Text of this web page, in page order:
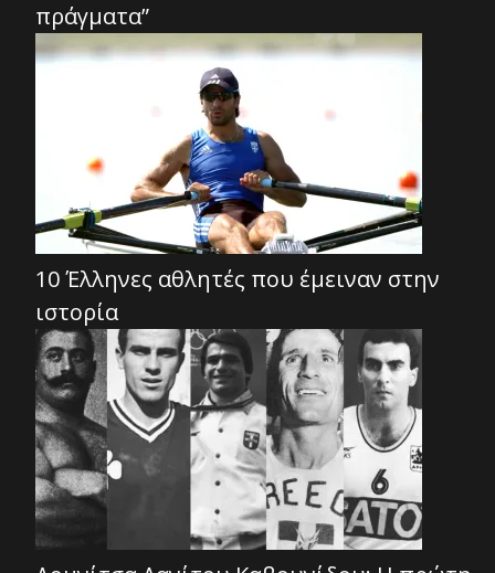
πράγματα”
10 Έλληνες αθλητές που έμειναν στην
ιστορία